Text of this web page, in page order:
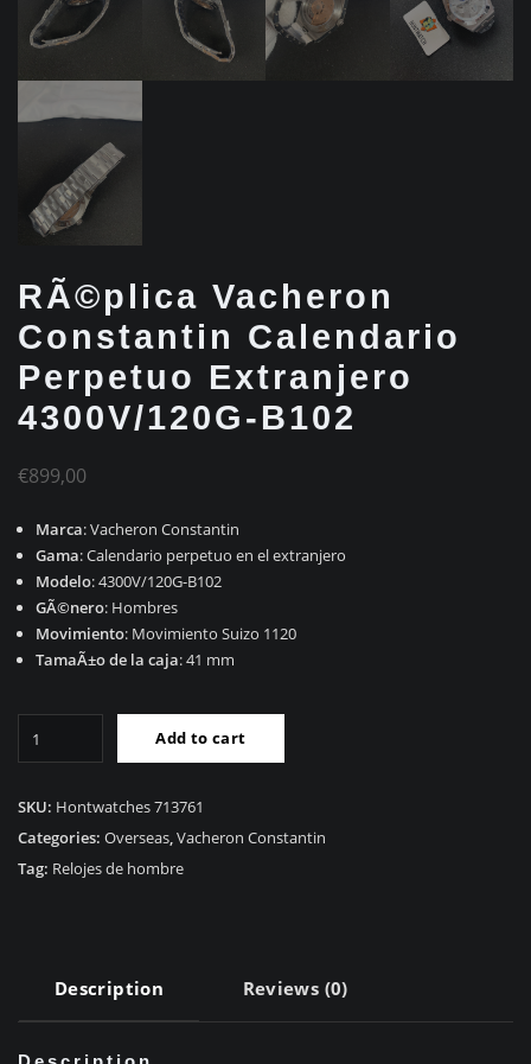
RÃ©plica Vacheron
Constantin Calendario
Perpetuo Extranjero
4300V/120G-B102
€899,00
Marca: Vacheron Constantin
Gama: Calendario perpetuo en el extranjero
Modelo: 4300V/120G-B102
GÃ©nero: Hombres
Movimiento: Movimiento Suizo 1120
TamaÃ±o de la caja: 41 mm
Calendario
Perpetuo
4300V/120G-
Add to cart
SKU: Hontwatches 713761
Categories: Overseas,Vacheron Constantin
Tag: Relojes de hombre
Description Reviews (0)